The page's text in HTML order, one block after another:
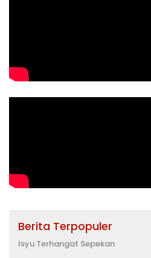
Berita Terpopuler
Isyu Terhangat Sepekan